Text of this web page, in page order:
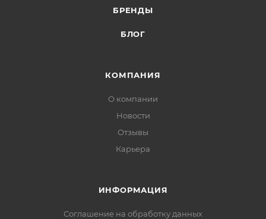
БРЕНДЫ
БЛОГ
КОМПАНИЯ
О компании
Новости
Отзывы
Карьера
ИНФОРМАЦИЯ
Соглашение на обработку данных